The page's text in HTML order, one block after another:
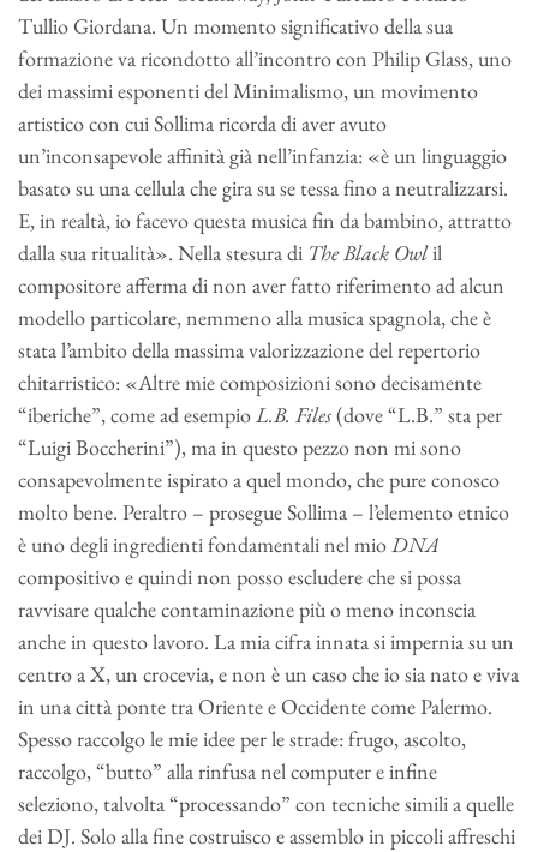
Tullio Giordana. Un momento significativo della sua
formazione va ricondotto all’incontro con Philip Glass, uno
dei massimi esponenti del Minimalismo, un movimento
artistico con cui Sollima ricorda di aver avuto
un’inconsapevole affinità già nell’infanzia: «è un linguaggio
basato su una cellula che gira su se tessa fino a neutralizzarsi.
E, in realtà, io facevo questa musica fin da bambino, attratto
dalla sua ritualità». Nella stesura di The Black Owlil
compositore afferma di non aver fatto riferimento ad alcun
modello particolare, nemmeno alla musica spagnola, che è
stata l’ambito della massima valorizzazione del repertorio
chitarristico: «Altre mie composizioni sono decisamente
“iberiche”, come ad esempioL.B. Files(dove “L.B.” sta per
“Luigi Boccherini”), ma in questo pezzo non mi sono
consapevolmente ispirato a quel mondo, che pure conosco
molto bene. Peraltro – prosegue Sollima – l’elemento etnico
è uno degli ingredienti fondamentali nel mioDNA
compositivo e quindi non posso escludere che si possa
ravvisare qualche contaminazione più o meno inconscia
anche in questo lavoro. La mia cifra innata si impernia su un
centro a X, un crocevia, e non è un caso che io sia nato e viva
in una città ponte tra Oriente e Occidente come Palermo.
Spesso raccolgo le mie idee per le strade: frugo, ascolto,
raccolgo, “butto” alla rinfusa nel computer e infine
seleziono, talvolta “processando” con tecniche simili a quelle
dei DJ. Solo alla fine costruisco e assemblo in piccoli affreschi